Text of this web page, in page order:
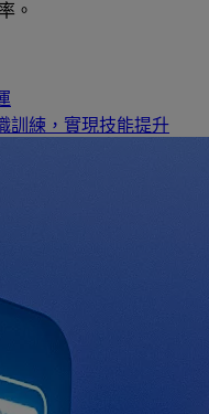
。
訓練，實現技能提升